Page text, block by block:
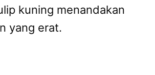
kuning menandakan
yang erat.